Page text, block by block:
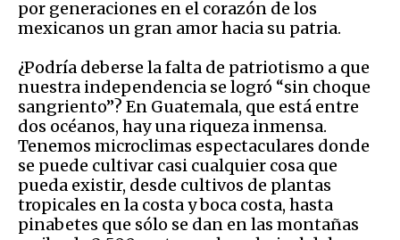
por generaciones en el corazón de los
mexicanos un gran amor hacia su patria.
¿Podría deberse la falta de patriotismo a que
nuestra independencia se logró “sin choque
sangriento”? En Guatemala, que está entre
dos océanos, hay una riqueza inmensa.
Tenemos microclimas espectaculares donde
se puede cultivar casi cualquier cosa que
pueda existir, desde cultivos de plantas
tropicales en la costa y boca costa, hasta
pinabetes que sólo se dan en las montañas